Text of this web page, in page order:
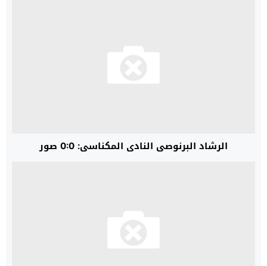
الرشاد البرنوصي النادي المكناسي: 0:0 صور